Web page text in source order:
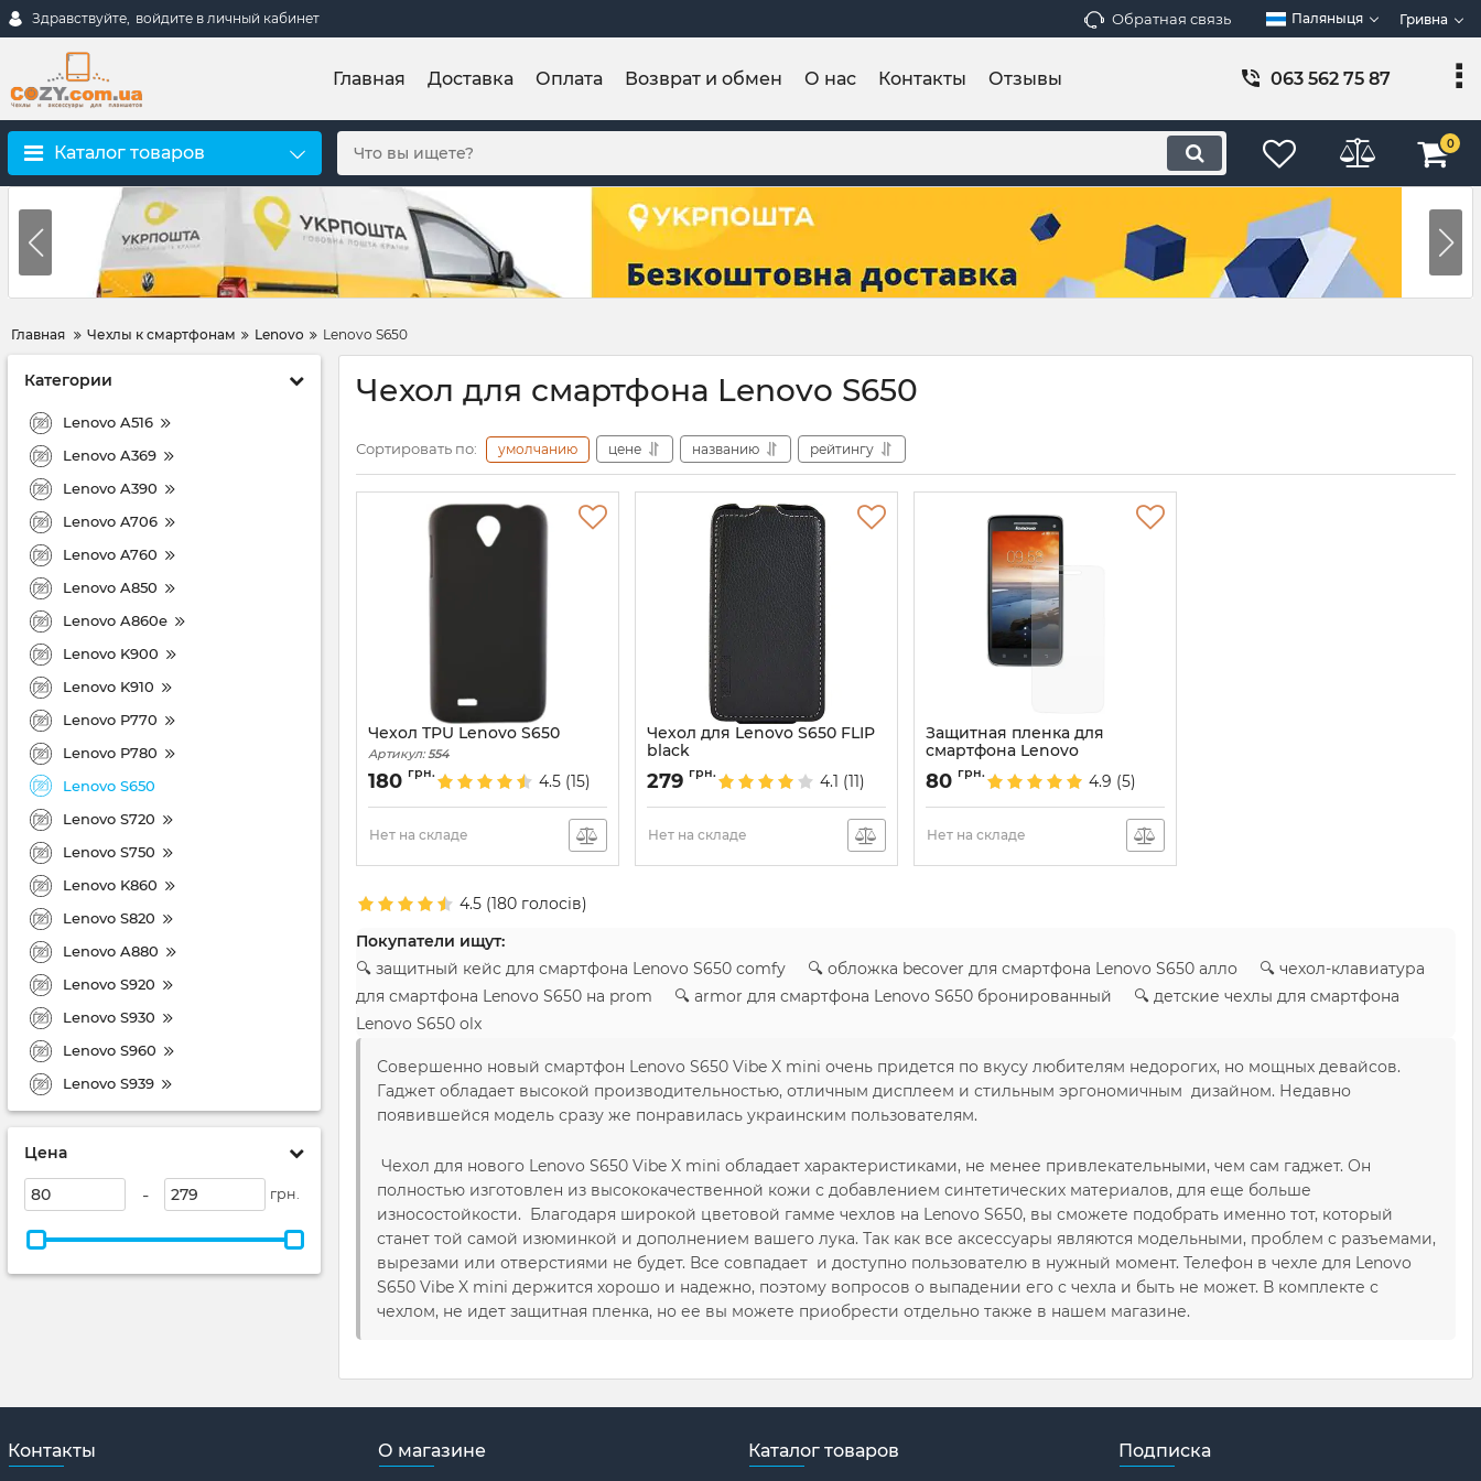
Здравствуйте, войдите в личный кабинет Обратная связь Паляныця Гривна
Главная Доставка Оплата Возврат и обмен О нас Контакты Отзывы 063 562 75 87
Каталог товаров 0
Главная Чехлы к смартфонам Lenovo Lenovo S650
Категории
Lenovo A516
Lenovo A369
Lenovo A390
Lenovo A706
Lenovo A760
Lenovo A850
Lenovo A860e
Lenovo K900
Lenovo K910
Lenovo P770
Lenovo P780
Lenovo S650
Lenovo S720
Lenovo S750
Lenovo K860
Lenovo S820
Lenovo A880
Lenovo S920
Lenovo S930
Lenovo S960
Lenovo S939
Цена
- грн.
Чехол для смартфона Lenovo S650
Сортировать по: умолчанию цене названию рейтингу
Чехол TPU Lenovo S650
Артикул:554
180 грн. 4.5 (15)
Нет на складе
Чехол для Lenovo S650 FLIP
black
Артикул:553
279 грн. 4.1 (11)
Нет на складе
Защитная пленка для
смартфона Lenovo
Артикул: 555
80 грн. 4.9 (5)
Нет на складе
4.5 (180 голосів)
Покупатели ищут:
🔍 защитный кейс для смартфона Lenovo S650 comfy 🔍 обложка becover для смартфона Lenovo S650 алло 🔍 чехол-клавиатура
для смартфона Lenovo S650 на prom 🔍 armor для смартфона Lenovo S650 бронированный 🔍 детские чехлы для смартфона
Lenovo S650 olx
Совершенно новый смартфон Lenovo S650 Vibe X mini очень придется по вкусу любителям недорогих, но мощных девайсов.
Гаджет обладает высокой производительностью, отличным дисплеем и стильным эргономичным дизайном. Недавно
появившейся модель сразу же понравилась украинским пользователям.
Чехол для нового Lenovo S650 Vibe X mini обладает характеристиками, не менее привлекательными, чем сам гаджет. Он
полностью изготовлен из высококачественной кожи с добавлением синтетических материалов, для еще больше
износостойкости. Благодаря широкой цветовой гамме чехлов на Lenovo S650, вы сможете подобрать именно тот, который
станет той самой изюминкой и дополнением вашего лука. Так как все аксессуары являются модельными, проблем с разъемами,
вырезами или отверстиями не будет. Все совпадает и доступно пользователю в нужный момент. Телефон в чехле для Lenovo
S650 Vibe X mini держится хорошо и надежно, поэтому вопросов о выпадении его с чехла и быть не может. В комплекте с
чехлом, не идет защитная пленка, но ее вы можете приобрести отдельно также в нашем магазине.
Контакты О магазине Каталог товаров Подписка